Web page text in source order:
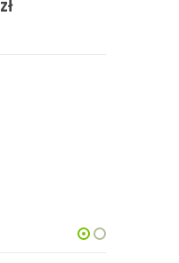
zł